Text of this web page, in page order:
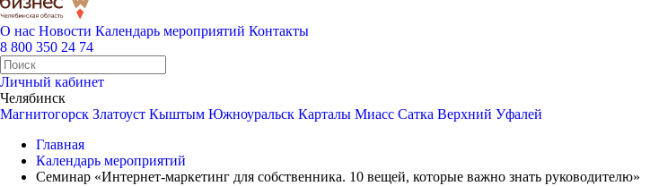
О нас Новости Календарь мероприятий Контакты
8 800 350 24 74
Личный кабинет
Челябинск
Магнитогорск Златоуст Кыштым Южноуральск Карталы Миасс Сатка Верхний Уфалей
Главная
Календарь мероприятий
Семинар «Интернет-маркетинг для собственника. 10 вещей, которые важно знать руководителю»